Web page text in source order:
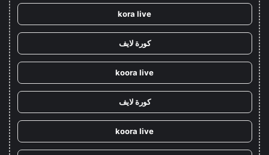
kora live
كورة لايف
koora live
كورة لايف
koora live